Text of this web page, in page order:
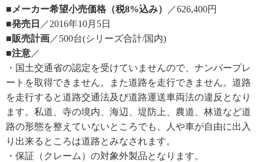
■メーカー希望小売価格（税8%込み）
／626,400円
■発売日 ／2016年10月5日
■販売計画 ／500台(シリーズ合計/国内)
■注意 ／
・国土交通省の認定を受けていませんので、ナンバープレ
ートを取得できません。また道路を走行できません。道路
を走行すると道路交通法及び道路運送車両法の違反となり
ます。私道、寺の境内、海辺、堤防上、農道、林道など道
路の形態を整えていないところでも、人や車が自由に出入
り出来るところは道路とみなされます。
・保証（クレーム）の対象外製品となります。